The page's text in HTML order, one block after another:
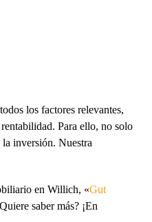
los factores relevantes,
Para ello, no solo
inversión. Nuestra
en Willich, «Gut
saber más? ¡En